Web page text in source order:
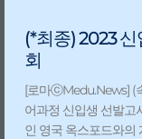
(*최종) 2023
회
[로마ⓒMedu.News] (
어과정 신입생 선발고
인 영국 옥스포드와의